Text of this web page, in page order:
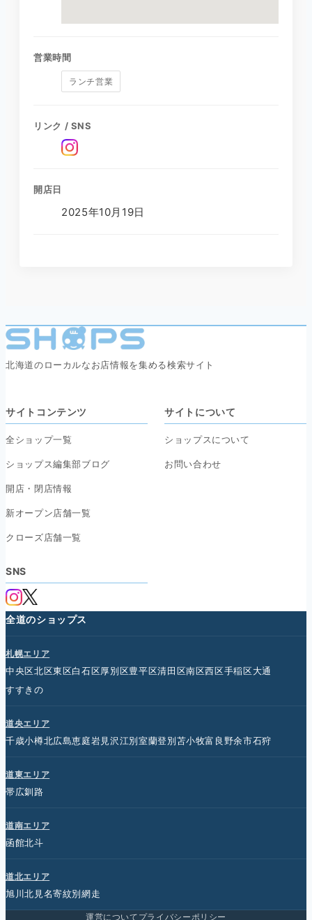
営業時間
ランチ営業
リンク / SNS
開店日
2025年10月19日
北海道のローカルなお店情報を集める検索サイト
サイトコンテンツ
全ショップ一覧
ショップス編集部ブログ
開店・閉店情報
新オープン店舗一覧
クローズ店舗一覧
サイトについて
ショップスについて
お問い合わせ
SNS
全道のショップス
札幌エリア
中央区北区東区白石区厚別区豊平区清田区南区西区手稲区大通
すすきの
道央エリア
千歳小樽北広島恵庭岩見沢江別室蘭登別苫小牧富良野余市石狩
道東エリア
帯広釧路
道南エリア
函館北斗
道北エリア
旭川北見 名寄紋別網走
運営について プライバシーポリシー